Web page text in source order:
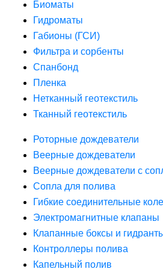
Биоматы
Гидроматы
Габионы (ГСИ)
Фильтра и сорбенты
Спанбонд
Пленка
Нетканный геотекстиль
Тканный геотекстиль
Роторные дождеватели
Веерные дождеватели
Веерные дождеватели с
Сопла для полива
Гибкие соединительные
Электромагнитные клапаны
Клапанные боксы и
Контроллеры полива
Капельный полив